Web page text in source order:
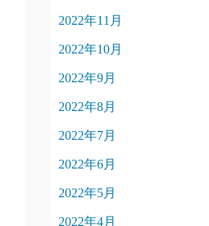
2022年11月
2022年10月
2022年9月
2022年8月
2022年7月
2022年6月
2022年5月
2022年4月